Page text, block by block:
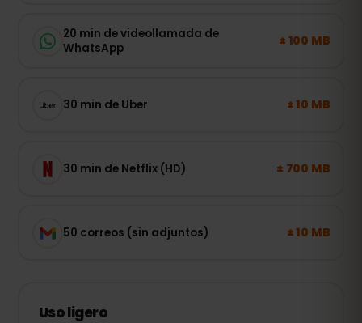
20 min de videollamada de
WhatsApp
± 100 MB
30 min de Uber ± 10 MB
30 min de Netflix (HD) ± 700 MB
50 correos (sin adjuntos) ± 10 MB
Uso ligero